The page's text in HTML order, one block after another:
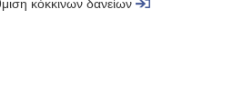
κόκκινων δανείων